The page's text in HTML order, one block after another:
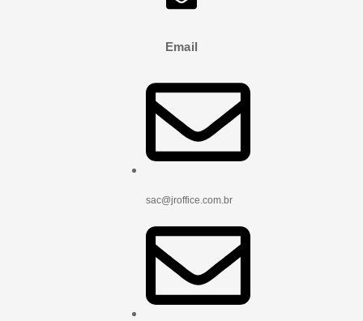
Email
sac@jroffice.com.br